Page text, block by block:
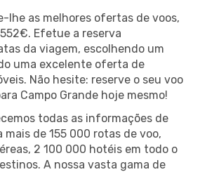
lhe as melhores ofertas de voos,
Efetue a reserva
da viagem, escolhendo um
uma excelente oferta de
Não hesite: reserve o seu voo
Campo Grande hoje mesmo!
todas as informações de
de 155 000 rotas de voo,
2 100 000 hotéis em todo o
A nossa vasta gama de